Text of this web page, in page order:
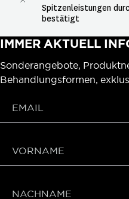
Spitzenleistungen
bestätigt
IMMER AKTUELL
Sonderangebote,
Behandlungsformen,